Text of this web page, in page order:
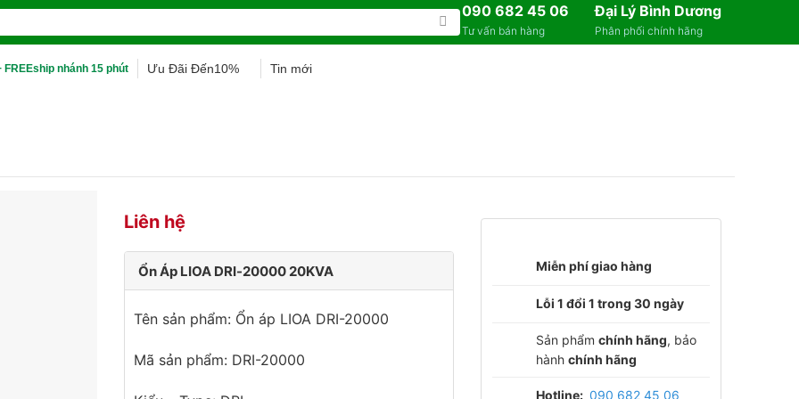
090 682 45 06
Tư vấn bán hàng
Đại Lý Bình Dương
Phân phối chính hãng
FREEship nhánh 15 phút Ưu Đãi Đến10% Tin mới
Liên hệ
Ổn Áp LIOA DRI-20000 20KVA
Tên sản phẩm: Ổn áp LIOA DRI-20000
Mã sản phẩm: DRI-20000
Miễn phí giao hàng
Lỗi 1 đổi 1 trong 30 ngày
Sản phẩm chính hãng, bảo
hành chính hãng
Hotline: 090 682 45 06